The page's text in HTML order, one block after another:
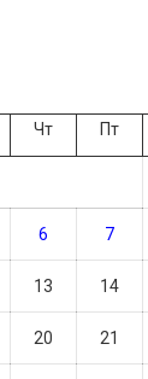
Чт Пт
6 7
13 14
20 21